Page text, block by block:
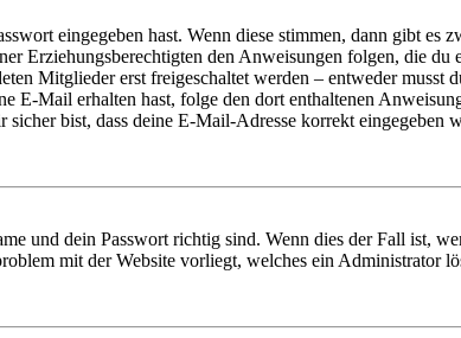
eingegeben hast. Wenn diese stimmen, dann gibt es
Erziehungsberechtigten den Anweisungen folgen, die
Mitglieder erst freigeschaltet werden – entweder musst
Mail erhalten hast, folge den dort enthaltenen
bist, dass deine E-Mail-Adresse korrekt eingegeben
und dein Passwort richtig sind. Wenn dies der Fall ist,
mit der Website vorliegt, welches ein Administrator